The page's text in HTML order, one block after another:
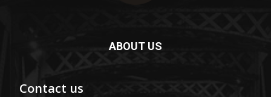
ABOUT US
Contact us